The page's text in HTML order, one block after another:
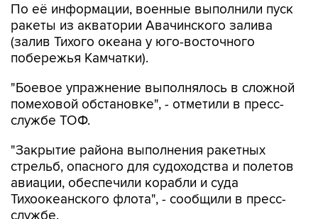
По её информации, военные выполнили пуск
ракеты из акватории Авачинского залива
(залив Тихого океана у юго-восточного
побережья Камчатки).
"Боевое упражнение выполнялось в сложной
помеховой обстановке", - отметили в пресс-
службе ТОФ.
"Закрытие района выполнения ракетных
стрельб, опасного для судоходства и полетов
авиации, обеспечили корабли и суда
Тихоокеанского флота", - сообщили в пресс-